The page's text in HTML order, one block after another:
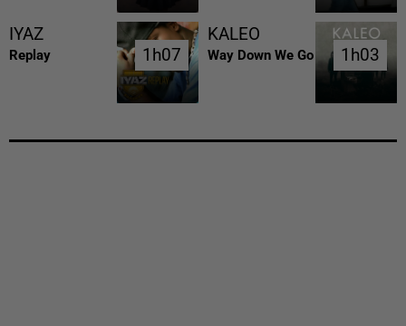
IYAZ
Replay 1h07
1h07
KALEO
Way Down We Go 1h03
1h03